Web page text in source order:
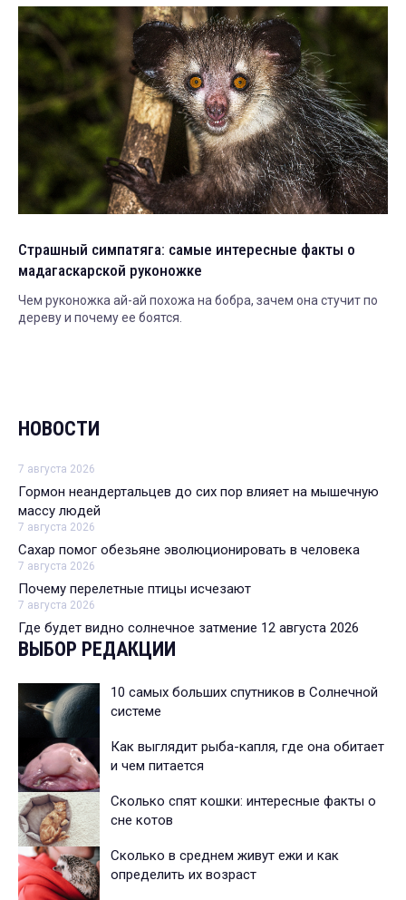
Страшный симпатяга: самые интересные факты о
мадагаскарской руконожке
Чем руконожка ай-ай похожа на бобра, зачем она стучит по
дереву и почему ее боятся.
НОВОСТИ
7 августа 2026
Гормон неандертальцев до сих пор влияет на мышечную
массу людей
7 августа 2026
Сахар помог обезьяне эволюционировать в человека
7 августа 2026
Почему перелетные птицы исчезают
7 августа 2026
Где будет видно солнечное затмение 12 августа 2026
ВЫБОР РЕДАКЦИИ
10 самых больших спутников в Солнечной
системе
Как выглядит рыба-капля, где она обитает
и чем питается
Сколько спят кошки: интересные факты о
сне котов
Сколько в среднем живут ежи и как
определить их возраст